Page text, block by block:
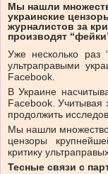
Мы нашли
украинские
журналистов за
производят
Уже несколько раз
ультраправыми
Facebook.
В Украине
Facebook. Учитывая
продолжить
Мы нашли
цензоры
критику
Тесные связи с